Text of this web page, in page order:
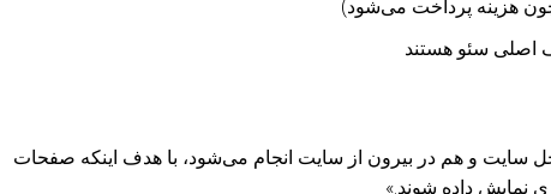
هزینه پرداخت می‌شود)
اصلی سئو هستند
سایت و هم در بیرون از سایت انجام می‌شود، با هدف اینکه صفحات
نمایش داده شوند.»